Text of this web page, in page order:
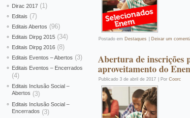
Dirac 2017 (1)
Editais (7)
Editais Abertos (96)
Editais Dirpg 2015 (34)
Editais Dirpg 2016 (8)
Editais Eventos – Abertos (3)
Editais Eventos – Encerrados
(4)
Editais Inclusão Social –
Abertos (3)
Editais Inclusão Social –
Encerrados (3)
Postado em Destaques Deixar um
Abertura de inscrições
aproveitamento do
Publicado 3 de abril de 2017 Por Coorc